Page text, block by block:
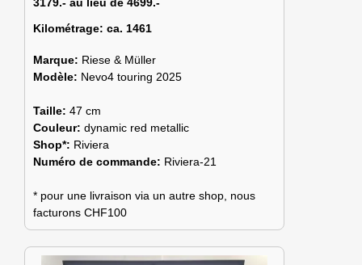
Kilométrage: ca. 1461
Marque: Riese & Müller
Modèle: Nevo4 touring 2025
Taille: 47 cm
Couleur: dynamic red metallic
Shop*: Riviera
Numéro de commande: Riviera-21
* pour une livraison via un autre shop, nous
facturons CHF100